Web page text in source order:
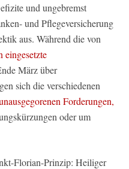
und ungebremst
und Pflegeversicherung
aus. Während die von
eingesetzte
März über
sich die verschiedenen
Forderungen,
oder um
Florian-Prinzip: Heiliger